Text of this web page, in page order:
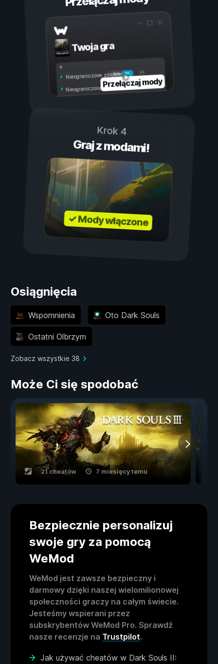
Twoja gra
Wł.
Wył.
Nieograniczone zdrowie
Nieograniczona wytrzymałość
Przełączaj mody
Krok 4
Graj z modami!
✓ Mody włączone
Osiągnięcia
Wspomnienia Oto Dark Souls
Ostatni Olbrzym
Zobacz wszystkie 38
Może Ci się spodobać
21 cheatów 7 miesięcy temu
Bezpiecznie personalizuj
swoje gry za pomocą
WeMod
WeMod jest zawsze bezpieczny i
darmowy dzięki naszej wielomilionowej
społeczności graczy na całym świecie.
Jesteśmy wspierani przez
subskrybentów WeMod Pro. Sprawdź
nasze recenzje na Trustpilot.
Jak używać cheatów w Dark Souls II: